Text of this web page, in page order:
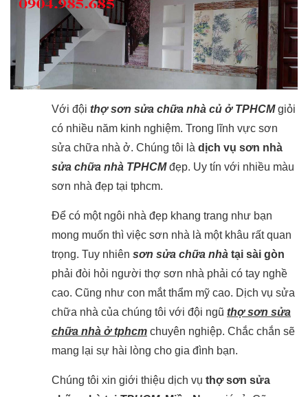
Với đội thợ sơn sửa chữa nhà củ ở TPHCMgiỏi
có nhiều năm kinh nghiệm. Trong lĩnh vực sơn
sửa chữa nhà ở. Chúng tôi là dịch vụ sơn nhà
sửa chữa nhà TPHCMđẹp. Uy tín với nhiều màu
sơn nhà đẹp tại tphcm.
Để có một ngôi nhà đẹp khang trang như bạn
mong muốn thì việc sơn nhà là một khâu rất quan
trọng. Tuy nhiên sơn sửa chữa nhà tại sài gòn
phải đòi hỏi người thợ sơn nhà phải có tay nghề
cao. Cũng như con mắt thẩm mỹ cao. Dịch vụ sửa
chữa nhà của chúng tôi với đội ngũ thợ sơn sửa
chữa nhà ở tphcm chuyên nghiệp. Chắc chắn sẽ
mang lại sự hài lòng cho gia đình bạn.
Chúng tôi xin giới thiệu dịch vụ thợ sơn sửa